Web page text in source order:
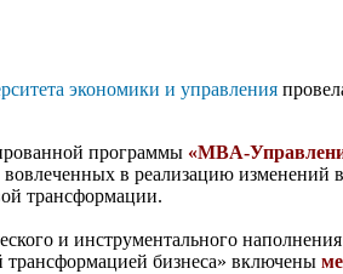
экономики и управления
программы «MBA-
в реализацию изменений
трансформации.
и инструментального
бизнеса» включены